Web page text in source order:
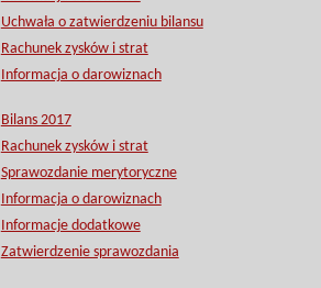
Uchwała o zatwierdzeniu bilansu
Rachunek zysków i strat
Informacja o darowiznach
Bilans 2017
Rachunek zysków i strat
Sprawozdanie merytoryczne
Informacja o darowiznach
Informacje dodatkowe
Zatwierdzenie sprawozdania